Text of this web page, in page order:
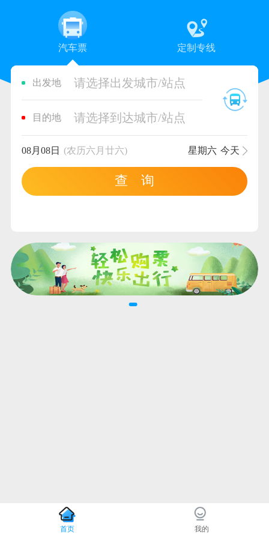
汽车票 定制专线
出发地 请选择出发城市/站点
目的地 请选择到达城市/站点
08月08日 (农历六月廿六) 星期六 今天
查 询
首页 我的